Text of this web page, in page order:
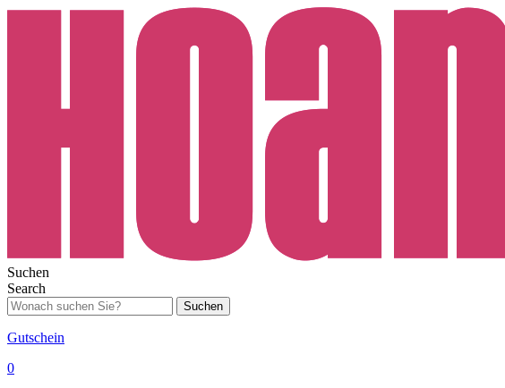
Suchen
Search
Suchen
Gutschein
0